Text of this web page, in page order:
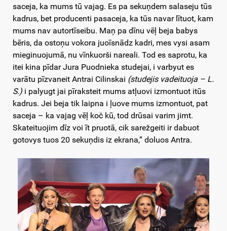
saceja, ka mums tū vajag. Es pa sekuņdem salaseju tūs
kadrus, bet producenti pasaceja, ka tūs navar lītuot, kam
mums nav autortīseibu. Maņ pa dīnu vēļ beja babys
bēris, da ostoņu vokora juoīsnādz kadri, mes vysi asam
mieginuojumā, nu vīnkuorši nareali. Tod es saprotu, ka
itei kina pīdar Jura Puodnieka studejai, i varbyut es
varātu pīzvaneit Antrai Cilinskai (studejis vadeituoja – L.
S.) i palyugt jai pīraksteit mums atļuovi izmontuot itūs
kadrus. Jei beja tik laipna i ļuove mums izmontuot, pat
saceja – ka vajag vēļ koč kū, tod drūsai varim jimt.
Skateituojim dīz voi īt pruotā, cik sarežgeiti ir dabuot
gotovys tuos 20 sekuņdis iz ekrana,” doluos Antra.